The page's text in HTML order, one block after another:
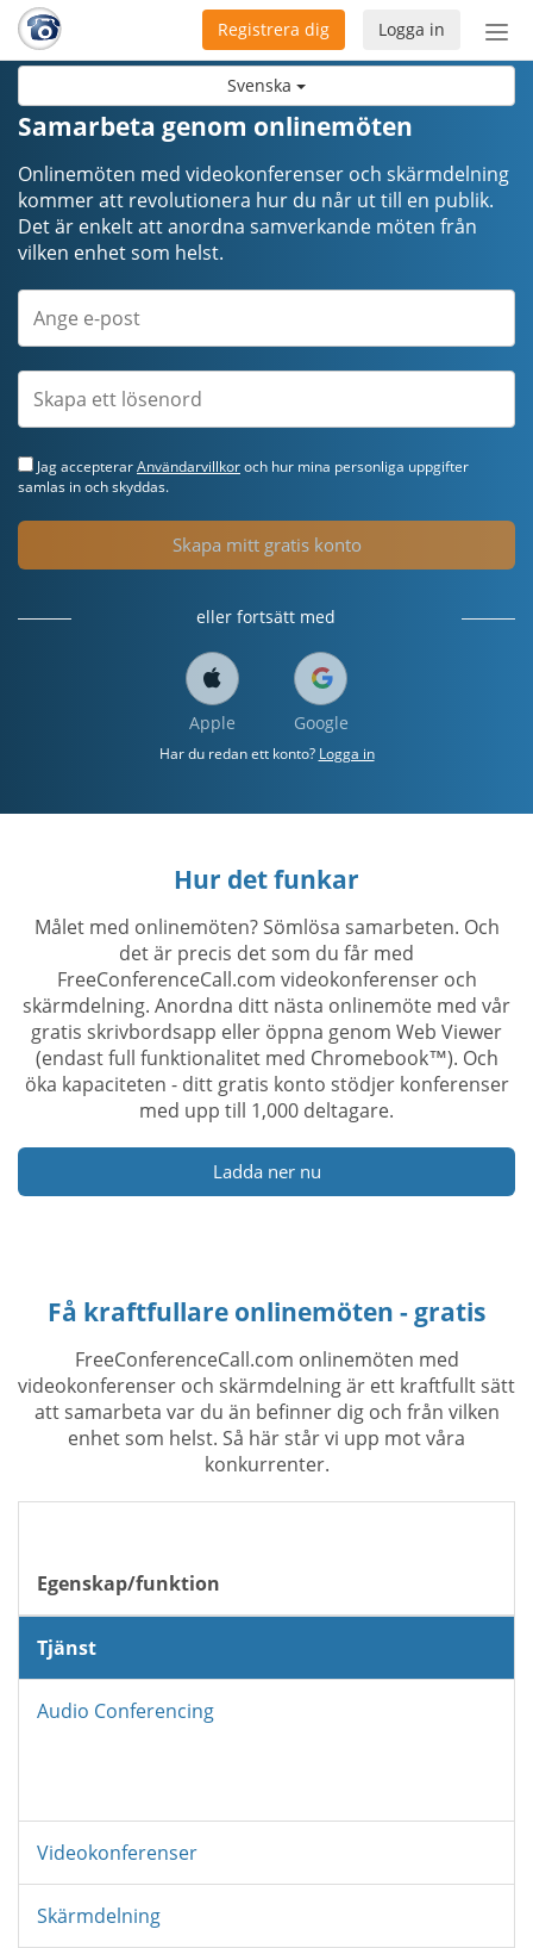
Svenska
Logga in
Registrera dig
Samarbeta genom onlinemöten
Onlinemöten med videokonferenser och skärmdelning
kommer att revolutionera hur du når ut till en publik.
Det är enkelt att anordna samverkande möten från
vilken enhet som helst.
Jag accepterarAnvändarvillkoroch hur mina personliga uppgifter
samlas in och skyddas.
Skapa mitt gratis konto
eller fortsätt med
Apple Google
Har du redan ett konto? Logga in
Hur det funkar
Målet med onlinemöten? Sömlösa samarbeten. Och
det är precis det som du får med
FreeConferenceCall.com videokonferenser och
skärmdelning. Anordna ditt nästa onlinemöte med vår
gratis skrivbordsapp eller öppna genom Web Viewer
(endast full funktionalitet med Chromebook™). Och
öka kapaciteten - ditt gratis konto stödjer konferenser
med upp till 1,000 deltagare.
Ladda ner nu
Få kraftfullare onlinemöten - gratis
FreeConferenceCall.com onlinemöten med
videokonferenser och skärmdelning är ett kraftfullt sätt
att samarbeta var du än befinner dig och från vilken
enhet som helst. Så här står vi upp mot våra
konkurrenter.
Egenskap/funktion
Tjänst
Audio Conferencing
Videokonferenser
Skärmdelning